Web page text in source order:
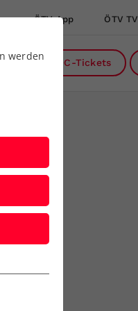
ÖTV App ÖTV TV
DC-Tickets
werden